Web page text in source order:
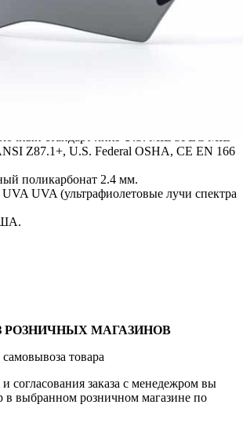
ESS Crossbow Серая.
стандарт линз U.S. MIL SPEC MIL-
Z87.1+, U.S. Federal OSHA, CE EN 166
поликарбонат 2.4 мм.
UVA (ультрафиолетовые лучи спектра
РОЗНИЧНЫХ МАГАЗИНОВ
товара
согласования заказа с менедежром вы
в выбранном розничном магазине по